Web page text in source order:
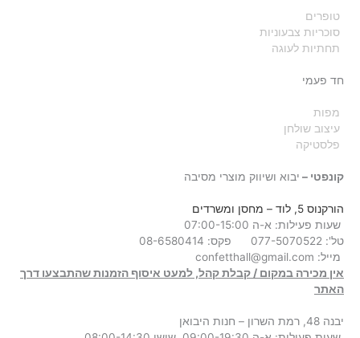
טופרים
סוכריות צבעוניות
תחתיות לעוגה
חד פעמי
מפות
עיצוב שולחן
פלסטיקה
קונפטי – יבוא ושיווק מוצרי מסיבה
הורקנוס 5, לוד
– מחסן ומשרדים
שעות פעילות: א-ה 07:00-15:00
טל': 077-5070522
מייל: confetthall@gmail.com
אין מכירה במקום / קבלת קהל, למעט איסוף הזמנות שהתבצעו דרך
האתר
יבנה 48, רמת השרון – חנות היבואן